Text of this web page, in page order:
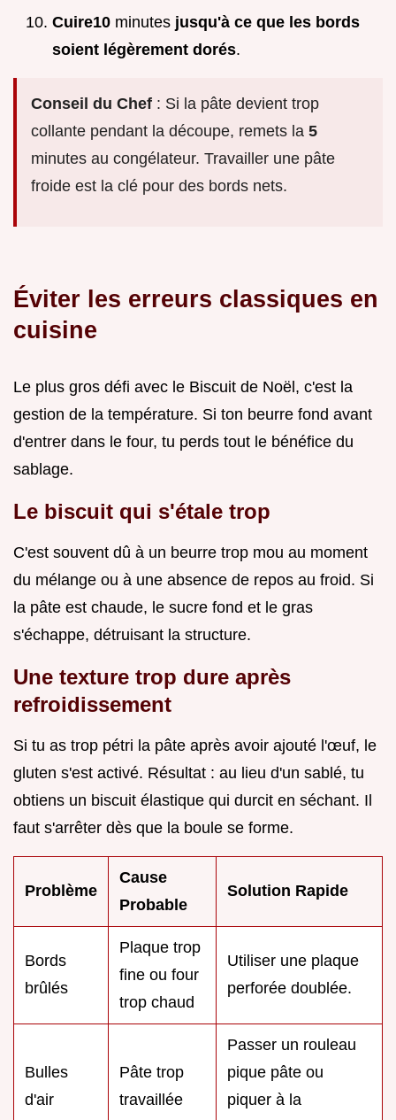
Cuire10 minutes jusqu'à ce que les bords
soient légèrement dorés.
Conseil du Chef : Si la pâte devient trop
collante pendant la découpe, remets la 5
minutes au congélateur. Travailler une pâte
froide est la clé pour des bords nets.
Éviter les erreurs classiques en
cuisine
Le plus gros défi avec le Biscuit de Noël, c'est la
gestion de la température. Si ton beurre fond avant
d'entrer dans le four, tu perds tout le bénéfice du
sablage.
Le biscuit qui s'étale trop
C'est souvent dû à un beurre trop mou au moment
du mélange ou à une absence de repos au froid. Si
la pâte est chaude, le sucre fond et le gras
s'échappe, détruisant la structure.
Une texture trop dure après
refroidissement
Si tu as trop pétri la pâte après avoir ajouté l'œuf, le
gluten s'est activé. Résultat : au lieu d'un sablé, tu
obtiens un biscuit élastique qui durcit en séchant. Il
faut s'arrêter dès que la boule se forme.
Problème
Cause
Probable
Solution Rapide
Bords
brûlés
Plaque trop
fine ou four
trop chaud
Utiliser une plaque
perforée doublée.
Bulles
d'air
Pâte trop
travaillée
Passer un rouleau
pique pâte ou
piquer à la